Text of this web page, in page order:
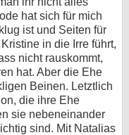
hat sich für mich
ist und Seiten für
in die Irre führt,
nicht rauskommt,
hat. Aber die Ehe
Beinen. Letztlich
die ihre Ehe
sie nebeneinander
sind. Mit Natalias